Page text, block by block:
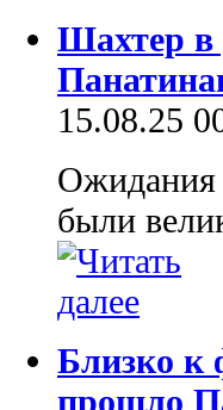
Шахтер в
15.08.25
Ожидания
были
Близко к
прошло